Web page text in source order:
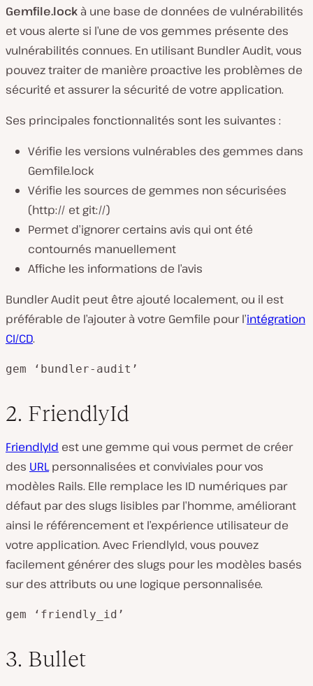
Gemfile.lock à une base de données de vulnérabilités
et vous alerte si l’une de vos gemmes présente des
vulnérabilités connues. En utilisant Bundler Audit, vous
pouvez traiter de manière proactive les problèmes de
sécurité et assurer la sécurité de votre application.
Ses principales fonctionnalités sont les suivantes :
Vérifie les versions vulnérables des gemmes dans
Gemfile.lock
Vérifie les sources de gemmes non sécurisées
(http:// et git://)
Permet d’ignorer certains avis qui ont été
contournés manuellement
Affiche les informations de l’avis
Bundler Audit peut être ajouté localement, ou il est
préférable de l’ajouter à votre Gemfile pour l’intégration
CI/CD.
gem ‘bundler-audit’
2. FriendlyId
FriendlyId est une gemme qui vous permet de créer
des URLpersonnalisées et conviviales pour vos
modèles Rails. Elle remplace les ID numériques par
défaut par des slugs lisibles par l’homme, améliorant
ainsi le référencement et l’expérience utilisateur de
votre application. Avec FriendlyId, vous pouvez
facilement générer des slugs pour les modèles basés
sur des attributs ou une logique personnalisée.
gem ‘friendly_id’
3. Bullet